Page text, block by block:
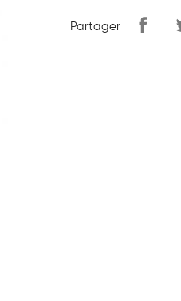
Partager